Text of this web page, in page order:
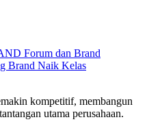
Forum dan Brand
Brand Naik Kelas
kompetitif, membangun
utama perusahaan.